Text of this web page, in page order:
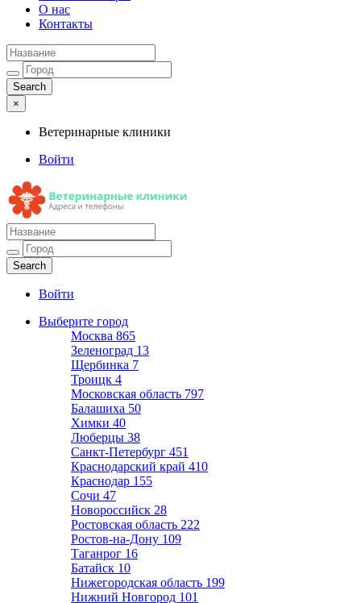
О нас
Контакты
×
Ветеринарные клиники
Войти
Ветеринарные клиники
Адреса и телефоны
Войти
Выберите город
Москва 865
Зеленоград 13
Щербинка 7
Троицк 4
Московская область 797
Балашиха 50
Химки 40
Люберцы 38
Санкт-Петербург 451
Краснодарский край 410
Краснодар 155
Сочи 47
Новороссийск 28
Ростовская область 222
Ростов-на-Дону 109
Таганрог 16
Батайск 10
Нижегородская область 199
Нижний Новгород 101